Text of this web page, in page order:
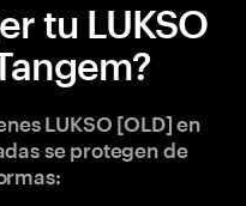
tu LUKSO
LUKSO [OLD] en
se protegen de